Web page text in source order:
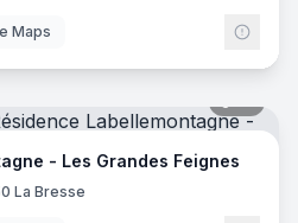
Maps
- Les Grandes Feignes
La Bresse